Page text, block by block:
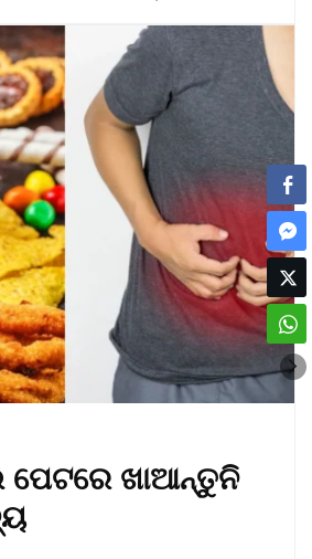
ପେଟରେ ଖାଆନ୍ତୁନି